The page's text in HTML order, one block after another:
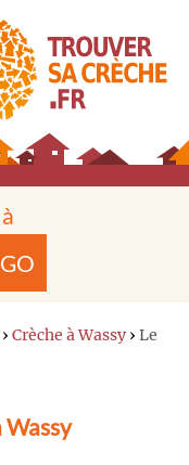
GO
› Crèche à Wassy › Le